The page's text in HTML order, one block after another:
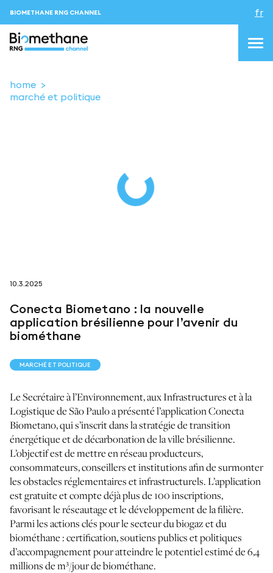
BIOMETHANE RNG CHANNEL fr
suivez-nous sur
home
marché et politique
10.3.2025
Conecta Biometano : la nouvelle
application brésilienne pour l’avenir du
biométhane
MARCHÉ ET POLITIQUE
Le Secrétaire à l’Environnement, aux Infrastructures et à la
Logistique de São Paulo a présenté l’application Conecta
Biometano, qui s’inscrit dans la stratégie de transition
énergétique et de décarbonation de la ville brésilienne.
L’objectif est de mettre en réseau producteurs,
consommateurs, conseillers et institutions afin de surmonter
les obstacles réglementaires et infrastructurels. L’application
est gratuite et compte déjà plus de 100 inscriptions,
favorisant le réseautage et le développement de la filière.
Parmi les actions clés pour le secteur du biogaz et du
biométhane : certification, soutiens publics et politiques
d’accompagnement pour atteindre le potentiel estimé de 6,4
millions de m³/jour de biométhane.